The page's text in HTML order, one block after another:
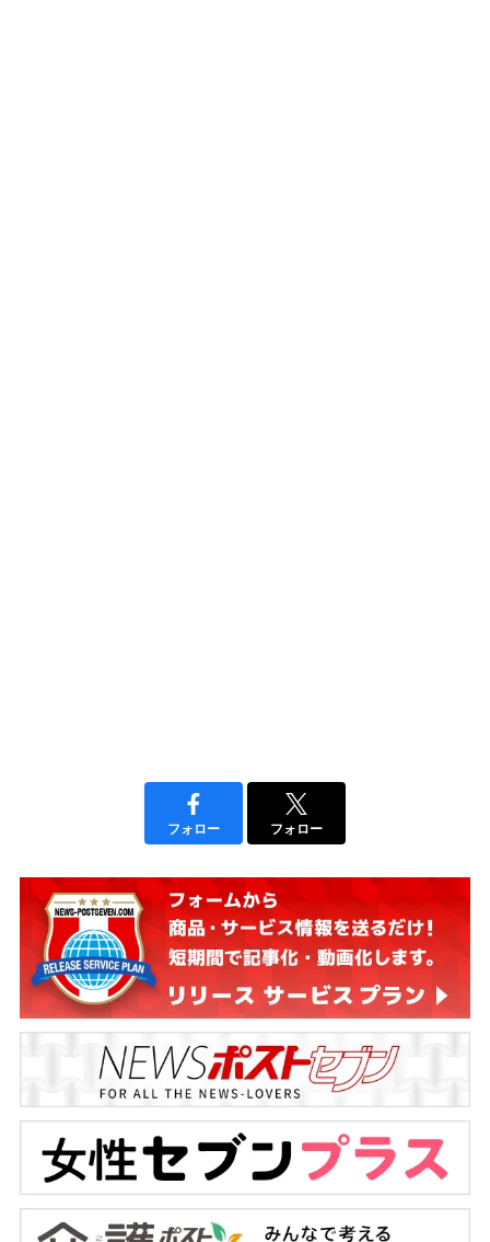
フォロー フォロー